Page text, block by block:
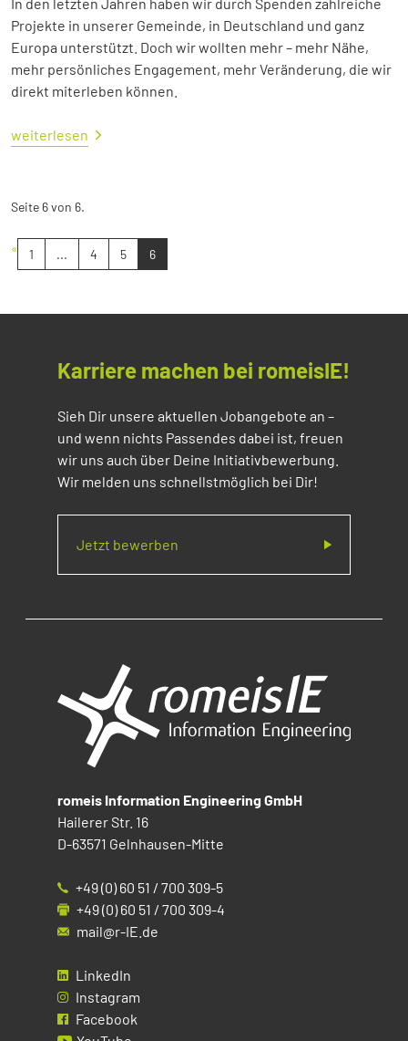
Projekte in unserer Gemeinde, in Deutschland und ganz
Europa unterstützt. Doch wir wollten mehr – mehr Nähe,
mehr persönliches Engagement, mehr Veränderung, die wir
direkt miterleben können.
weiterlesen
Seite 6 von 6.
« 1 ... 4 5 6
Karriere machen bei romeisIE!
Sieh Dir unsere aktuellen Jobangebote an –
und wenn nichts Passendes dabei ist, freuen
wir uns auch über Deine Initiativbewerbung.
Wir melden uns schnellstmöglich bei Dir!
Jetzt bewerben
romeis Information Engineering GmbH
Hailerer Str. 16
D-63571 Gelnhausen-Mitte
+49 (0) 60 51 / 700 309-5
+49 (0) 60 51 / 700 309-4
mail@r-IE.de
LinkedIn
Instagram
Facebook